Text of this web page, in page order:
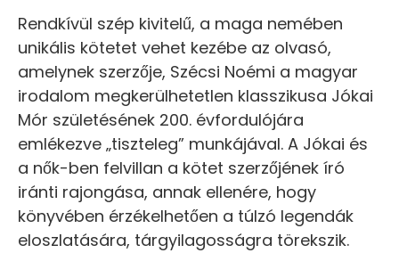
Rendkívül szép kivitelű, a maga nemében
unikális kötetet vehet kezébe az olvasó,
amelynek szerzője, Szécsi Noémi a magyar
irodalom megkerülhetetlen klasszikusa Jókai
Mór születésének 200. évfordulójára
emlékezve „tiszteleg” munkájával. A Jókai és
a nők-ben felvillan a kötet szerzőjének író
iránti rajongása, annak ellenére, hogy
könyvében érzékelhetően a túlzó legendák
eloszlatására, tárgyilagosságra törekszik.